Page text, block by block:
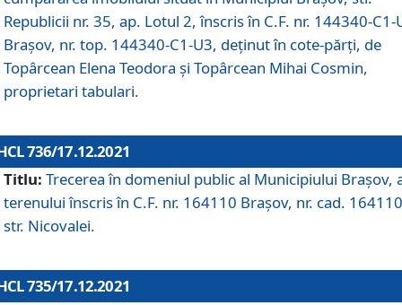
Republicii nr. 35, ap. Lotul 2, înscris în C.F. nr. 144340-C1-
Brașov, nr. top. 144340-C1-U3, deținut în cote-părți, de
Topârcean Elena Teodora și Topârcean Mihai Cosmin,
proprietari tabulari.
736/17.12.2021
Titlu: Trecerea în domeniul public al Municipiului Braşov,
terenului înscris în C.F. nr. 164110 Brașov, nr. cad.
str. Nicovalei.
735/17.12.2021